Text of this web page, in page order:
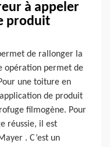
à appeler
produit
de rallonger la
opération permet de
une toiture en
de produit
filmogène. Pour
réussie, il est
. C’est un